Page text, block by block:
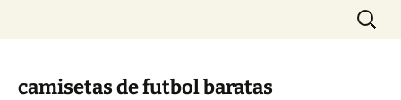
Buscar:
camisetas de futbol baratas